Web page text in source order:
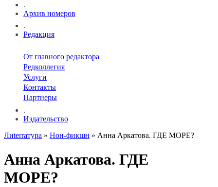
.
Архив номеров
.
Редакция
От главного редактора
Редколлегия
Услуги
Контакты
Партнеры
.
Издательство
Лиterraтура » Нон-фикшн » Анна Аркатова. ГДЕ МОРЕ?
Анна Аркатова. ГДЕ
МОРЕ?